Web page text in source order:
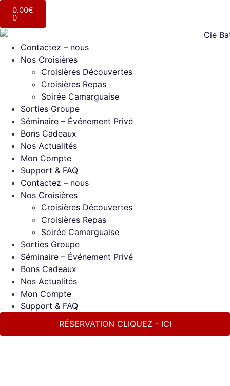
0.00€
0
Contactez – nous
Nos Croisières
Croisières Découvertes
Croisières Repas
Soirée Camarguaise
Sorties Groupe
Séminaire – Événement Privé
Bons Cadeaux
Nos Actualités
Mon Compte
Support & FAQ
Contactez – nous
Nos Croisières
Croisières Découvertes
Croisières Repas
Soirée Camarguaise
Sorties Groupe
Séminaire – Événement Privé
Bons Cadeaux
Nos Actualités
Mon Compte
Support & FAQ
RÉSERVATION CLIQUEZ - ICI